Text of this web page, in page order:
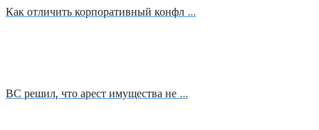
Как отличить корпоративный конфл …
ВС решил, что арест имущества не …